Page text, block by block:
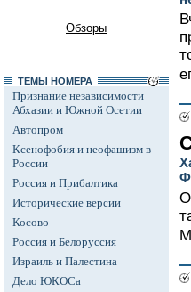
Обзоры
ТЕМЫ НОМЕРА
Признание независимости
Абхазии и Южной Осетии
Автопром
Ксенофобия и неофашизм в
России
Россия и Прибалтика
Исторические версии
Косово
Россия и Белоруссия
Израиль и Палестина
Дело ЮКОСа